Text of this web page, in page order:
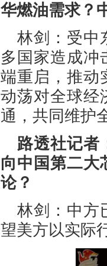
华燃油需求？
林剑：受中
多国家造成冲
端重启，推动
动荡对全球经
通，共同维护
路透社记者
向中国第二大
论？
林剑：中方
望美方以实际